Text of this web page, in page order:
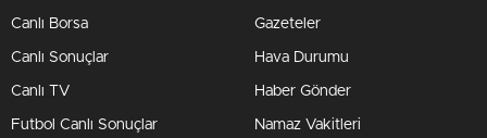
Canlı Borsa
Canlı Sonuçlar
Canlı TV
Futbol Canlı Sonuçlar
Gazeteler
Hava Durumu
Haber Gönder
Namaz Vakitleri